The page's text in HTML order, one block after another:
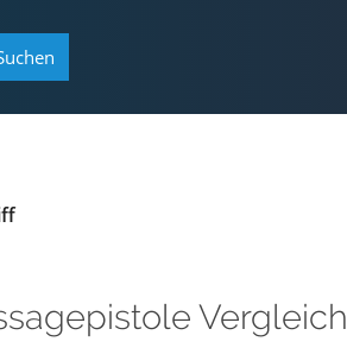
Vergleich